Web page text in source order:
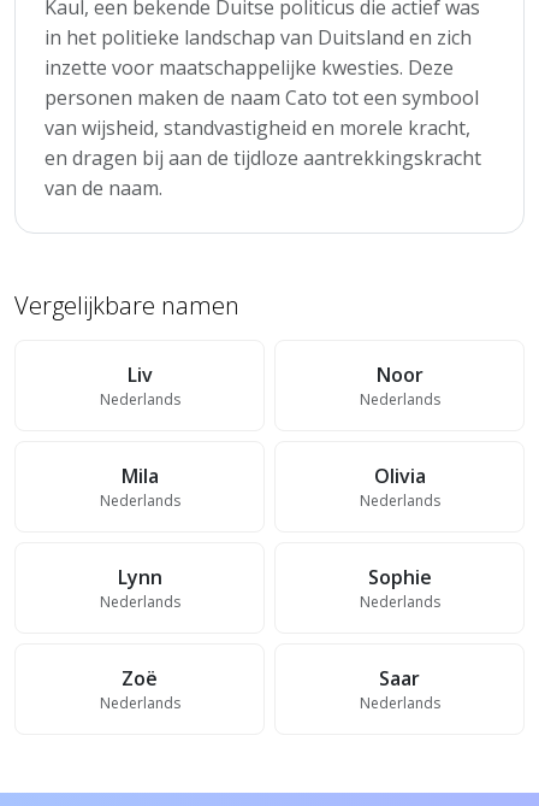
Kaul, een bekende Duitse politicus die actief was
in het politieke landschap van Duitsland en zich
inzette voor maatschappelijke kwesties. Deze
personen maken de naam Cato tot een symbool
van wijsheid, standvastigheid en morele kracht,
en dragen bij aan de tijdloze aantrekkingskracht
van de naam.
Vergelijkbare namen
Liv
Nederlands
Noor
Nederlands
Mila
Nederlands
Olivia
Nederlands
Lynn
Nederlands
Sophie
Nederlands
Zoë
Nederlands
Saar
Nederlands